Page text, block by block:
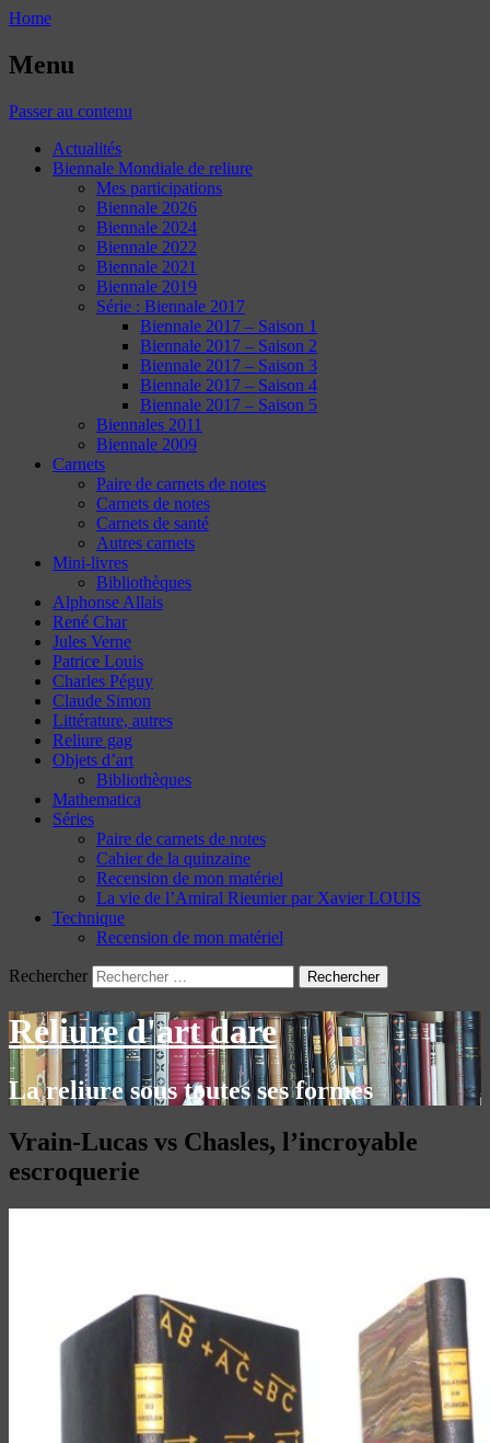
Home
Menu
Passer au contenu
Actualités
Biennale Mondiale de reliure
Mes participations
Biennale 2026
Biennale 2024
Biennale 2022
Biennale 2021
Biennale 2019
Série : Biennale 2017
Biennale 2017 – Saison 1
Biennale 2017 – Saison 2
Biennale 2017 – Saison 3
Biennale 2017 – Saison 4
Biennale 2017 – Saison 5
Biennales 2011
Biennale 2009
Carnets
Paire de carnets de notes
Carnets de notes
Carnets de santé
Autres carnets
Mini-livres
Bibliothèques
Alphonse Allais
René Char
Jules Verne
Patrice Louis
Charles Péguy
Claude Simon
Littérature, autres
Reliure gag
Objets d’art
Bibliothèques
Mathematica
Séries
Paire de carnets de notes
Cahier de la quinzaine
Recension de mon matériel
La vie de l’Amiral Rieunier par Xavier LOUIS
Technique
Recension de mon matériel
Rechercher
Reliure d'art dare
La reliure sous toutes ses formes
Vrain-Lucas vs Chasles, l’incroyable
escroquerie